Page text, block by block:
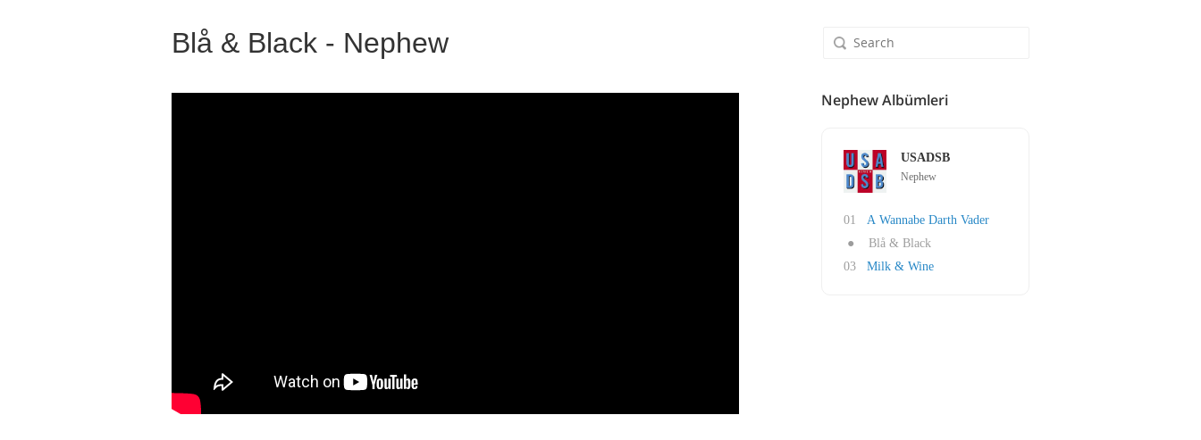
Blå & Black - Nephew
Nephew Albümleri
USADSB
Nephew
01
A Wannabe Darth Vader
●
Blå & Black
03
Milk & Wine